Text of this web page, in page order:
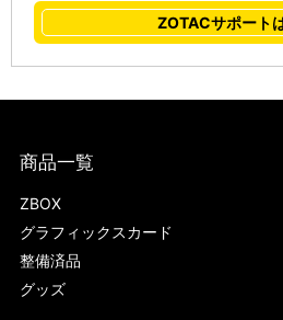
ZOTACサポート
商品一覧
ZBOX
グラフィックスカード
整備済品
グッズ